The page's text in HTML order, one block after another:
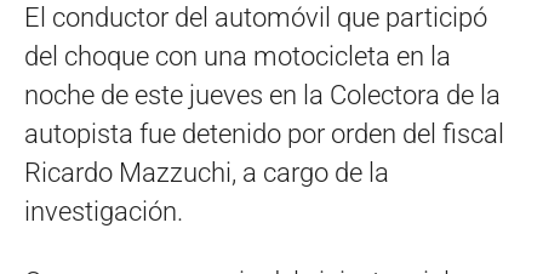
El conductor del automóvil que participó
del choque con una motocicleta en la
noche de este jueves en la Colectora de la
autopista fue detenido por orden del fiscal
Ricardo Mazzuchi, a cargo de la
investigación.